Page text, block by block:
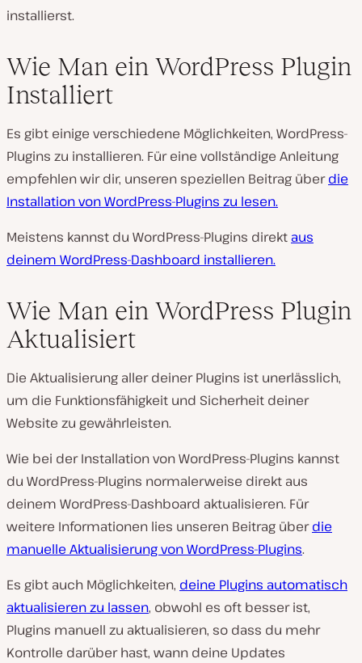
installierst.
Wie Man ein WordPress Plugin
Installiert
Es gibt einige verschiedene Möglichkeiten, WordPress-
Plugins zu installieren. Für eine vollständige Anleitung
empfehlen wir dir, unseren speziellen Beitrag überdie
Installation von WordPress-Plugins zu lesen.
Meistens kannst du WordPress-Plugins direkt aus
deinem WordPress-Dashboard installieren.
Wie Man ein WordPress Plugin
Aktualisiert
Die Aktualisierung aller deiner Plugins ist unerlässlich,
um die Funktionsfähigkeit und Sicherheit deiner
Website zu gewährleisten.
Wie bei der Installation von WordPress-Plugins kannst
du WordPress-Plugins normalerweise direkt aus
deinem WordPress-Dashboard aktualisieren. Für
weitere Informationen lies unseren Beitrag überdie
manuelle Aktualisierung von WordPress-Plugins.
Es gibt auch Möglichkeiten, deine Plugins automatisch
aktualisieren zu lassen, obwohl es oft besser ist,
Plugins manuell zu aktualisieren, so dass du mehr
Kontrolle darüber hast, wann deine Updates